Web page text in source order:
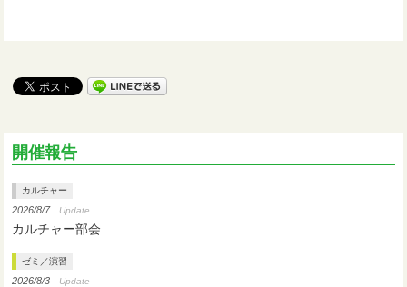
開催報告
カルチャー
2026/8/7 Update
カルチャー部会
ゼミ／演習
2026/8/3 Update